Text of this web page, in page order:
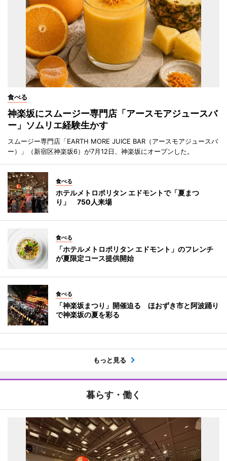
食べる
神楽坂にスムージー専門店「アースモアジュースバ
ー」ソムリエ経験生かす
スムージー専門店「EARTH MORE JUICE BAR（アースモアジュースバ
ー）」（新宿区神楽坂6）が7月12日、神楽坂にオープンした。
食べる
ホテルメトロポリタン エドモントで「夏まつ
り」 750人来場
食べる
「ホテルメトロポリタン エドモント」のフレンチ
が夏限定コース提供開始
食べる
「神楽坂まつり」開催迫る ほおずき市と阿波踊り
で神楽坂の夏を彩る
もっと見る
暮らす・働く